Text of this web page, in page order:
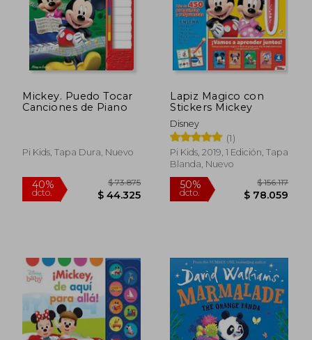
Mickey. Puedo Tocar
Canciones de Piano
Pi Kids, Tapa Dura, Nuevo
40%
dcto.
$ 73.875
$ 44.325
Lapiz Magico con
Stickers Mickey
Disney
(1)
Pi Kids, 2019, 1 Edición, Tapa
Blanda, Nuevo
50%
dcto. $